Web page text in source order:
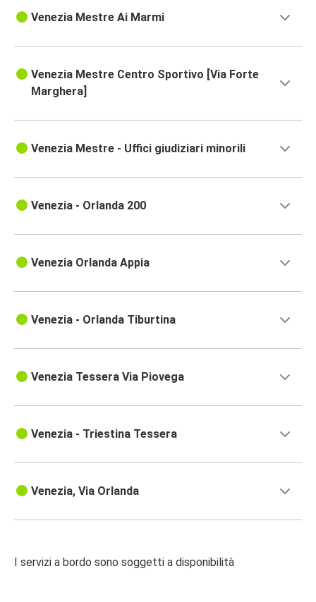
Venezia Mestre Ai Marmi
Venezia Mestre Centro Sportivo [Via Forte
Marghera]
Venezia Mestre - Uffici giudiziari minorili
Venezia - Orlanda 200
Venezia Orlanda Appia
Venezia - Orlanda Tiburtina
Venezia Tessera Via Piovega
Venezia - Triestina Tessera
Venezia, Via Orlanda
I servizi a bordo sono soggetti a disponibilità